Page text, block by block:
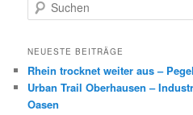
u
h
n
NEUESTE BEITRÄGE
Rhein trocknet weiter aus –
Urban Trail Oberhausen –
Oasen